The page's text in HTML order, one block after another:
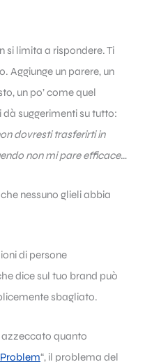
si limita a rispondere. Ti
Aggiunge un parere, un
un po’ come quel
suggerimenti su tutto:
dovresti trasferirti in
non mi pare efficace…
nessuno glieli abbia
di persone
dice sul tuo brand può
sbagliato.
azzeccato quanto
“, il problema del